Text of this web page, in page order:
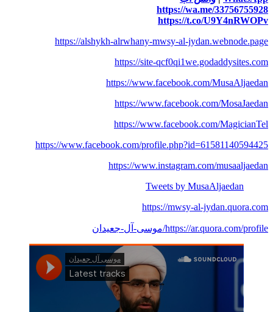
https://wa.me/33756755928
https://t.co/U9Y4nRWOPv
https://alshykh-alrwhany-mwsy-al-jydan.webnode.page
https://site-qcf0qi1we.godaddysites.com
https://www.facebook.com/MusaAljaedan
https://www.facebook.com/MosaJaedan
https://www.facebook.com/MagicianTel
https://www.facebook.com/profile.php?id=61581140594425
https://www.instagram.com/musaaljaedan
Tweets by MusaAljaedan
https://mwsy-al-jydan.quora.com
https://ar.quora.com/profile/موسى-آل-جعيدان